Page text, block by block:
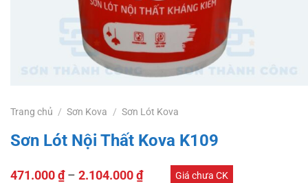
Trang chủ / Sơn Kova / Sơn Lót Kova
Sơn Lót Nội Thất Kova K109
471.000₫– 2.104.000₫ Giá chưa CK